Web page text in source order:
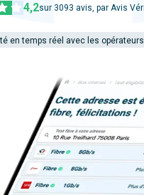
4,2sur 3093 avis, par Avis
en temps réel avec les opérateurs